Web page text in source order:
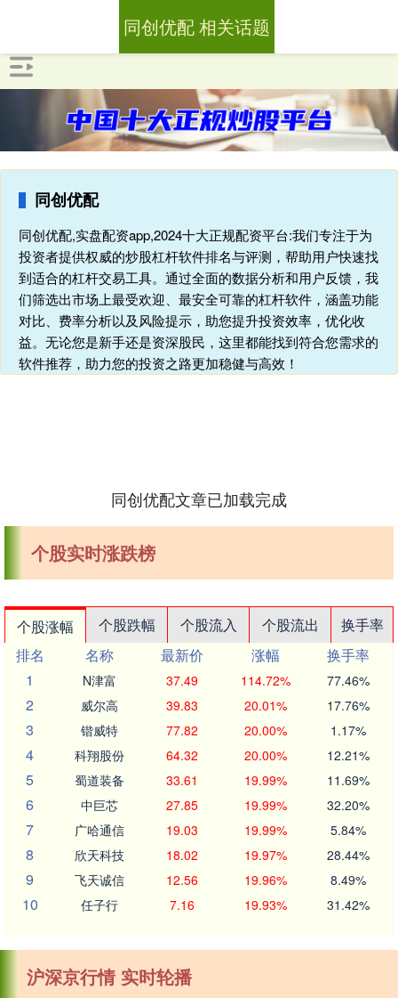
同创优配
同创优配,实盘配资app,2024十大正规配资平台:我们专注于为
投资者提供权威的炒股杠杆软件排名与评测，帮助用户快速找
到适合的杠杆交易工具。通过全面的数据分析和用户反馈，我
们筛选出市场上最受欢迎、最安全可靠的杠杆软件，涵盖功能
对比、费率分析以及风险提示，助您提升投资效率，优化收
益。无论您是新手还是资深股民，这里都能找到符合您需求的
软件推荐，助力您的投资之路更加稳健与高效！
同创优配 相关话题
同创优配文章已加载完成
个股实时涨跌榜
个股涨幅 个股跌幅 个股流入 个股流出
换手率
排名
名称 最新价 涨幅
换手率
1
N津富 37.49 114.72% 77.46%
2 威尔高 39.83 20.01% 17.76%
3 锴威特 77.82 20.00% 1.17%
4 科翔股份 64.32 20.00% 12.21%
5 蜀道装备 33.61 19.99% 11.69%
6 中巨芯 27.85 19.99% 32.20%
7 广哈通信 19.03 19.99% 5.84%
8 欣天科技 18.02 19.97% 28.44%
9 飞天诚信 12.56 19.96% 8.49%
10 任子行 7.16 19.93% 31.42%
沪深京行情 实时轮播